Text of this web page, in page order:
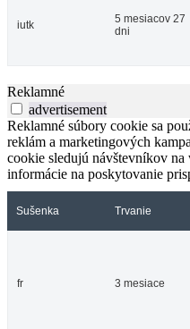
iutk
5 mesiacov 27
dni
Reklamné
advertisement
Reklamné súbory cookie sa
reklám a marketingových
cookie sledujú návštevníkov
informácie na poskytovanie
Sušenka Trvanie
fr 3 mesiace